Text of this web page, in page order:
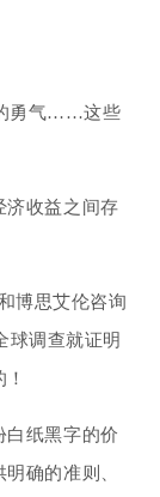
勇气……这些
济收益之间存
博思艾伦咨询
球调查就证明
白纸黑字的价
确的准则、